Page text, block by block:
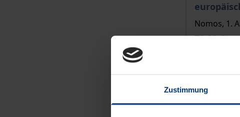
Zustimmung
Nomos, 1.
79,00 €